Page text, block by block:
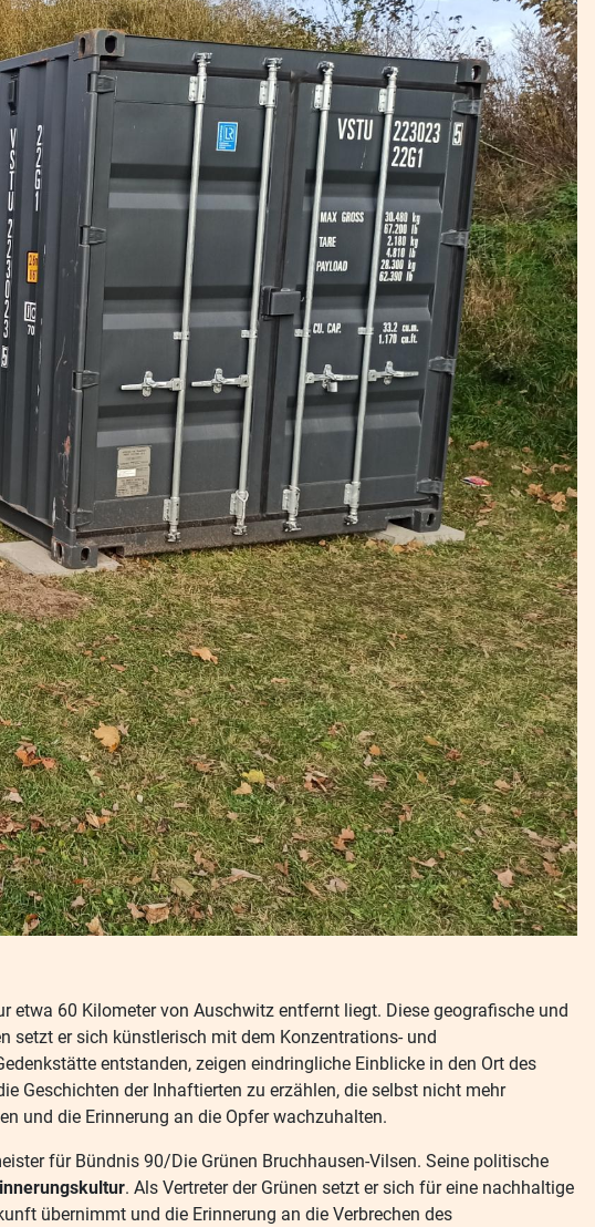
etwa 60 Kilometer von Auschwitz entfernt liegt. Diese geografische und
setzt er sich künstlerisch mit dem Konzentrations- und
entstanden, zeigen eindringliche Einblicke in den Ort des
Geschichten der Inhaftierten zu erzählen, die selbst nicht mehr
und die Erinnerung an die Opfer wachzuhalten.
für Bündnis 90/Die Grünen Bruchhausen-Vilsen. Seine politische
. Als Vertreter der Grünen setzt er sich für eine nachhaltige
übernimmt und die Erinnerung an die Verbrechen des